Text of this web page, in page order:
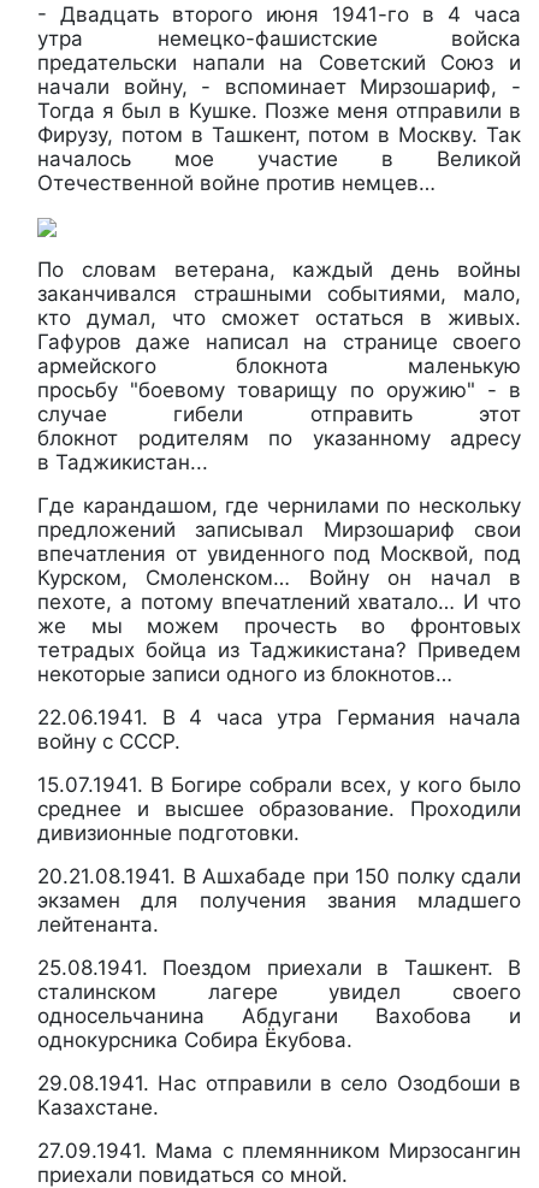
- Двадцать второго июня 1941-го в 4 часа
утра немецко-фашистские войска
предательски напали на Советский Союз и
начали войну, - вспоминает Мирзошариф, -
Тогда я был в Кушке. Позже меня отправили в
Фирузу, потом в Ташкент, потом в Москву. Так
началось мое участие в Великой
Отечественной войне против немцев…
По словам ветерана, каждый день войны
заканчивался страшными событиями, мало,
кто думал, что сможет остаться в живых.
Гафуров даже написал на странице своего
армейского блокнота маленькую
просьбу "боевому товарищу по оружию" - в
случае гибели отправить этот
блокнот родителям по указанному адресу
в Таджикистан...
Где карандашом, где чернилами по нескольку
предложений записывал Мирзошариф свои
впечатления от увиденного под Москвой, под
Курском, Смоленском… Войну он начал в
пехоте, а потому впечатлений хватало… И что
же мы можем прочесть во фронтовых
тетрадых бойца из Таджикистана? Приведем
некоторые записи одного из блокнотов…
22.06.1941. В 4 часа утра Германия начала
войну с СССР.
15.07.1941. В Богире собрали всех, у кого было
среднее и высшее образование. Проходили
дивизионные подготовки.
20.21.08.1941. В Ашхабаде при 150 полку сдали
экзамен для получения звания младшего
лейтенанта.
25.08.1941. Поездом приехали в Ташкент. В
сталинском лагере увидел своего
односельчанина Абдугани Вахобова и
однокурсника Собира Ёкубова.
29.08.1941. Нас отправили в село Озодбоши в
Казахстане.
27.09.1941. Мама с племянником Мирзосангин
приехали повидаться со мной.